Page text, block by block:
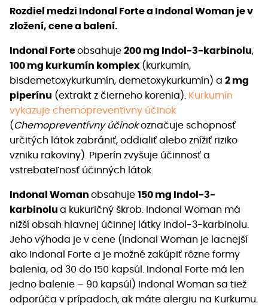
Rozdiel medzi Indonal Forte a Indonal Woman je v
zložení, cene a balení.
Indonal Forteobsahuje 200 mg Indol-3-karbinolu,
100 mg kurkumín komplex (kurkumín,
bisdemetoxykurkumín, demetoxykurkumín) a 2 mg
piperínu (extrakt z čierneho korenia).
Kurkumín
vykazuje chemopreventívny účinok
( Chemopreventívny účinokoznačuje schopnosť
určitých látok zabrániť, oddialiť alebo znížiť riziko
vzniku rakoviny). Piperín zvyšuje účinnosť a
vstrebateľnosť účinných látok.
Indonal Woman obsahuje 150 mg Indol-3-
karbinolu a kukuričný škrob. Indonal Woman má
nižší obsah hlavnej účinnej látky Indol-3-karbinolu.
Jeho výhoda je v cene (Indonal Woman je lacnejší
ako Indonal Forte a je možné zakúpiť rôzne formy
balenia, od 30 do 150 kapsúl. Indonal Forte má len
jedno balenie – 90 kapsúl) Indonal Woman sa tiež
odporúča v prípadoch, ak máte alergiu na Kurkumu.